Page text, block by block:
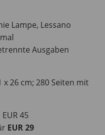
Lampe, Lessano
Ausgaben
26 cm; 280 Seiten mit
45
EUR 29